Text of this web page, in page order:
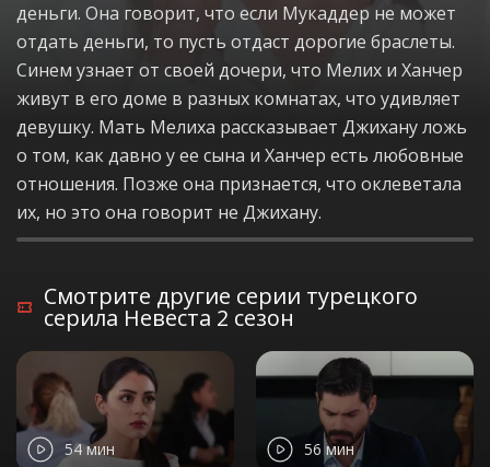
деньги. Она говорит, что если Мукаддер не может
отдать деньги, то пусть отдаст дорогие браслеты.
Синем узнает от своей дочери, что Мелих и Ханчер
живут в его доме в разных комнатах, что удивляет
девушку. Мать Мелиха рассказывает Джихану ложь
о том, как давно у ее сына и Ханчер есть любовные
отношения. Позже она признается, что оклеветала
их, но это она говорит не Джихану.
Смотрите другие серии турецкого
серила Невеста 2 сезон
54 мин 56 мин